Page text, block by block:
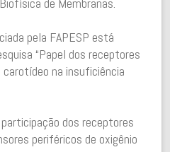
pela FAPESP está
“Papel dos receptores
na insuficiência
dos receptores
periféricos de oxigênio